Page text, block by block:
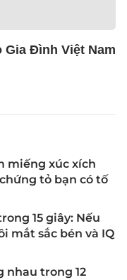
Gia Đình Việt Nam
miếng xúc xích
tỏ bạn có tố
15 giây: Nếu
mắt sắc bén và IQ
nhau trong 12